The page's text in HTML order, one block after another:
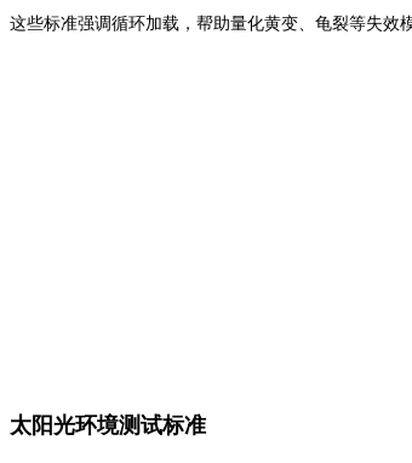
这些标准强调循环加载，帮助量化黄变、龟裂等失效模
太阳光环境测试标准